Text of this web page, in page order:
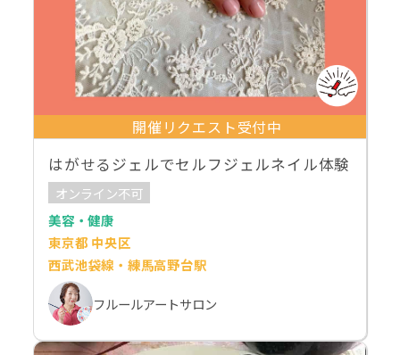
開催リクエスト受付中
はがせるジェルでセルフジェルネイル体験
オンライン不可
美容・健康
東京都 中央区
西武池袋線・練馬高野台駅
フルールアートサロン